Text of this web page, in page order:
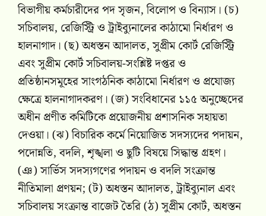
বিভাগীয় কর্মচারীদের পদ সৃজন, বিলোপ ও বিন্যাস। (চ)
সচিবালয়, রেজিস্ট্রি ও ট্রাইব্যুনালের কাঠামো নির্ধারণ ও
হালনাগাদ। (ছ) অধস্তন আদালত, সুপ্রীম কোর্ট রেজিস্ট্রি
এবং সুপ্রীম কোর্ট সচিবালয়-সংশ্লিষ্ট দপ্তর ও
প্রতিষ্ঠানসমূহের সাংগঠনিক কাঠামো নির্ধারণ ও প্রযোজ্য
ক্ষেত্রে হালনাগাদকরণ। (জ) সংবিধানের ১১৫ অনুচ্ছেদের
অধীন প্রণীত কমিটিকে প্রয়োজনীয় প্রশাসনিক সহায়তা
দেওয়া। (ঝ) বিচারিক কর্মে নিয়োজিত সদস্যদের পদায়ন,
পদোন্নতি, বদলি, শৃঙ্খলা ও ছুটি বিষয়ে সিদ্ধান্ত গ্রহণ।
(ঞ) সার্ভিস সদস্যগণের পদায়ন ও বদলি সংক্রান্ত
নীতিমালা প্রণয়ন; (ট) অধস্তন আদালত, ট্রাইব্যুনাল এবং
সচিবালয় সংক্রান্ত বাজেট তৈরি (ঠ) সুপ্রীম কোর্ট, অধস্তন